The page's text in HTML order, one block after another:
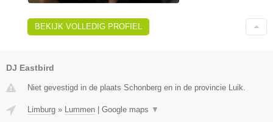
BEKIJK VOLLEDIG PROFIEL
DJ Eastbird
Niet gevestigd in de plaats Schonberg en in de provincie Luik.
Limburg » Lummen | Google maps ▼